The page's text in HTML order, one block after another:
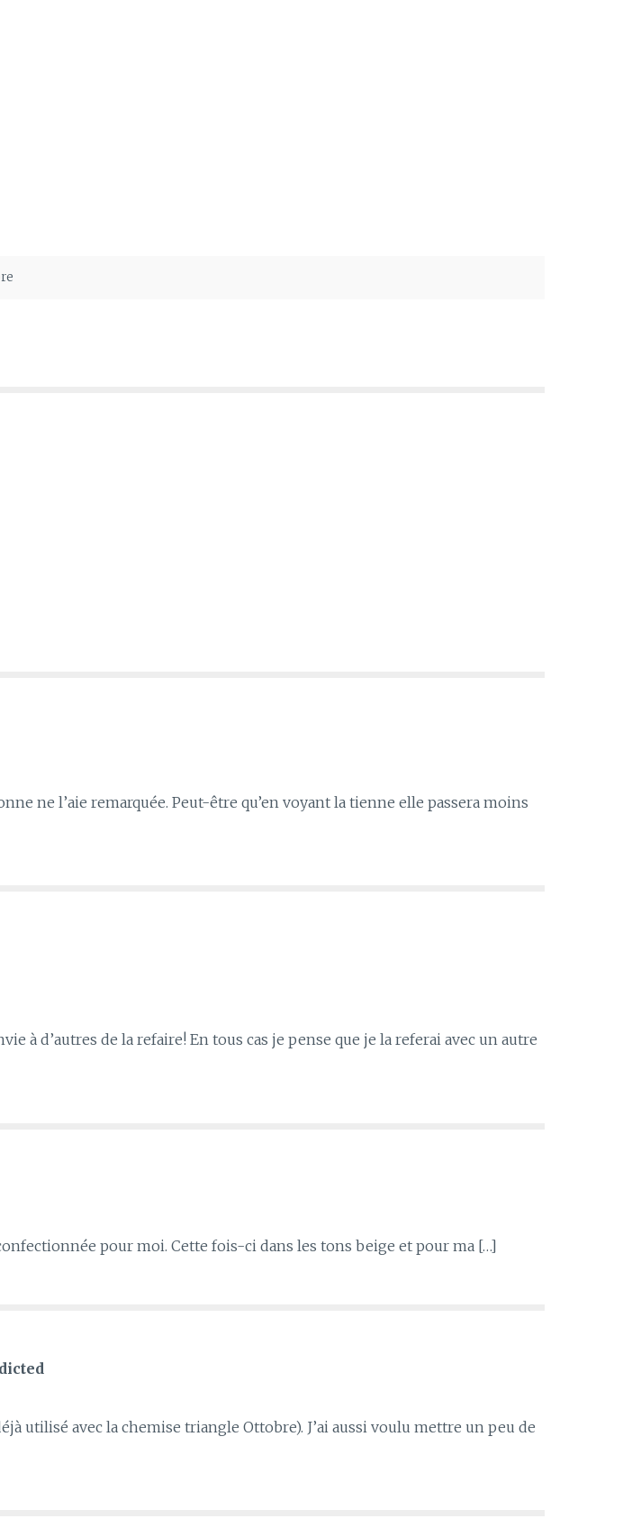
ne l’aie remarquée. Peut-être qu’en voyant la tienne elle passera moins
à d’autres de la refaire! En tous cas je pense que je la referai avec un autre
pour moi. Cette fois-ci dans les tons beige et pour ma […]
utilisé avec la chemise triangle Ottobre). J’ai aussi voulu mettre un peu de